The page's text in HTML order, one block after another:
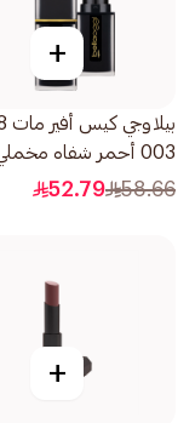
+
003 أحمر شفاه
الثبات 1قطعة
58.66
52.79
+